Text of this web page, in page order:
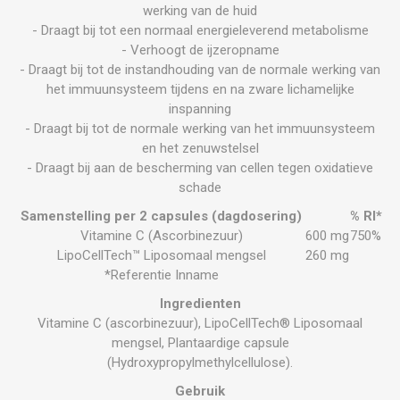
werking van de huid
- Draagt bij tot een normaal energieleverend metabolisme
- Verhoogt de ijzeropname
- Draagt bij tot de instandhouding van de normale werking van
het immuunsysteem tijdens en na zware lichamelijke
inspanning
- Draagt bij tot de normale werking van het immuunsysteem
en het zenuwstelsel
- Draagt bij aan de bescherming van cellen tegen oxidatieve
schade
Samenstelling per 2 capsules (dagdosering)
% RI*
Vitamine C (Ascorbinezuur)
600 mg750%
LipoCellTech™ Liposomaal mengsel
260 mg
*Referentie Inname
Ingredienten
Vitamine C (ascorbinezuur), LipoCellTech® Liposomaal
mengsel, Plantaardige capsule
(Hydroxypropylmethylcellulose).
Gebruik